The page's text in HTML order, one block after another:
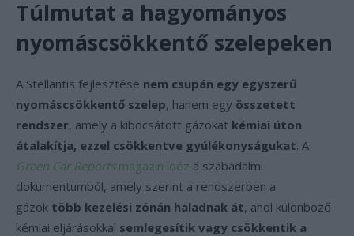
Túlmutat a hagyományos
nyomáscsökkentő szelepeken
A Stellantis fejlesztése nem csupán egy egyszerű
nyomáscsökkentő szelep, hanem egy összetett
rendszer, amely a kibocsátott gázokat kémiai úton
átalakítja, ezzel csökkentve gyúlékonyságukat. A
Green Car Reportsmagazin idéz a szabadalmi
dokumentumból, amely szerint a rendszerben a
gázok több kezelési zónán haladnak át, ahol különböző
kémiai eljárásokkal semlegesítik vagy csökkentik a